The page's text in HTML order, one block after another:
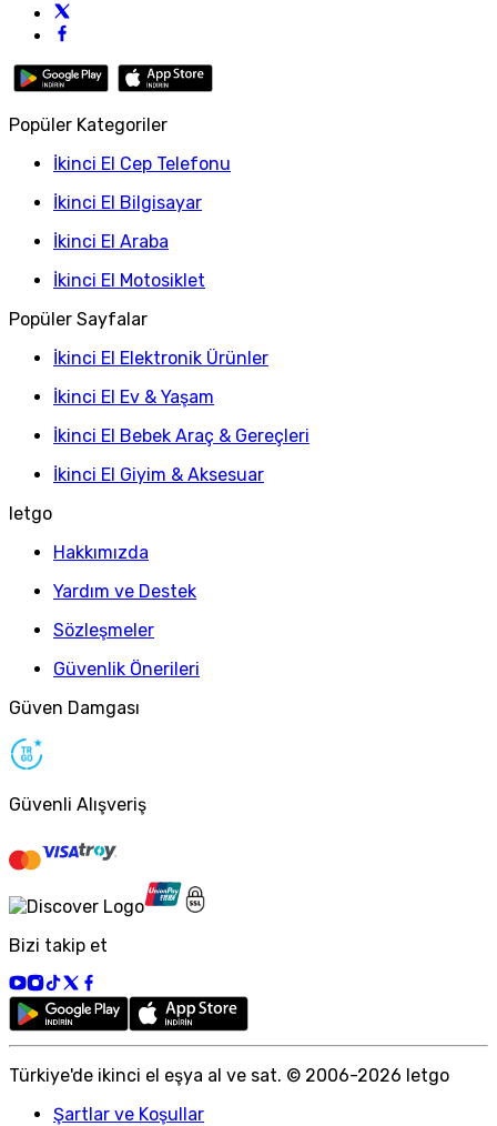
Popüler Kategoriler
İkinci El Cep Telefonu
İkinci El Bilgisayar
İkinci El Araba
İkinci El Motosiklet
Popüler Sayfalar
İkinci El Elektronik Ürünler
İkinci El Ev & Yaşam
İkinci El Bebek Araç & Gereçleri
İkinci El Giyim & Aksesuar
letgo
Hakkımızda
Yardım ve Destek
Sözleşmeler
Güvenlik Önerileri
Güven Damgası
Güvenli Alışveriş
Bizi takip et
Türkiye'de ikinci el eşya al ve sat. © 2006-2026 letgo
Şartlar ve Koşullar